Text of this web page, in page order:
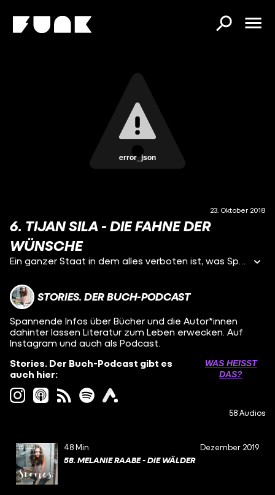
error_json
23. Oktober 2018
6. TIJAN SILA - DIE FAHNE DER
WÜNSCHE
Ein ganzer Staat in dem alles verboten ist, was Spaß macht. Grausam! Aber genau darum geht es im neuen Buch von Tijan Sila. Zum Glück gibt es aber auch in ‚Die Fahne der Wünsche‘ Menschen, die ihren Spaß haben. Illegal.
STORIES. DER BUCH-PODCAST
Spannende Infos über Bücher und die Autor*innen
dahinter lassen Literatur zum Leben erwecken. Auf
Instagram und auch als Podcast.
Stories. Der Buch-Podcast gibt es
auch hier:
WAS HEISST D
AS?
58 Audios
48 Min. Dezember 2019
58. MELANIE RAABE - DIE WÄLDER